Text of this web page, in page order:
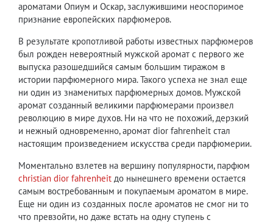
ароматами Опиум и Оскар, заслужившими неоспоримое
признание европейских парфюмеров.
В результате кропотливой работы известных парфюмеров
был рожден невероятный мужской аромат с первого же
выпуска разошедшийся самым большим тиражом в
истории парфюмерного мира. Такого успеха не знал еще
ни один из знаменитых парфюмерных домов. Мужской
аромат созданный великими парфюмерами произвел
революцию в мире духов. Ни на что не похожий, дерзкий
и нежный одновременно, аромат dior fahrenheit стал
настоящим произведением искусства среди парфюмерии.
Моментально взлетев на вершину популярности, парфюм
christian dior fahrenheit до нынешнего времени остается
самым востребованным и покупаемым ароматом в мире.
Еще ни один из созданных после ароматов не смог ни то
что превзойти, но даже встать на одну ступень с